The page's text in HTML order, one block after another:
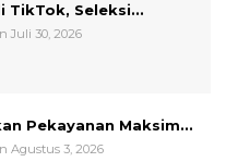
TikTok, Seleksi...
Juli 30, 2026
Pekayanan Maksim...
Agustus 3, 2026